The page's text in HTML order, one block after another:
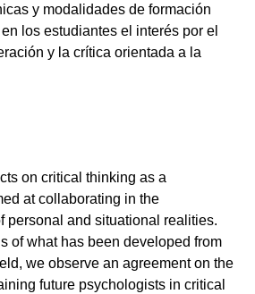
y modalidades de formación
los estudiantes el interés por el
y la crítica orientada a la
on critical thinking as a
at collaborating in the
personal and situational realities.
of what has been developed from
we observe an agreement on the
future psychologists in critical